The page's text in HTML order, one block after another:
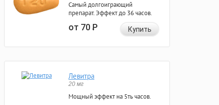
Самый долгоиграющий
препарат. Эффект до 36 часов.
от 70Р Купить
Левитра
20 мг
Мощный эффект на 5ть часов.